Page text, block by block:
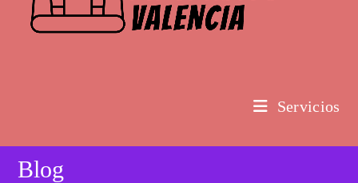
Servicios
Blog